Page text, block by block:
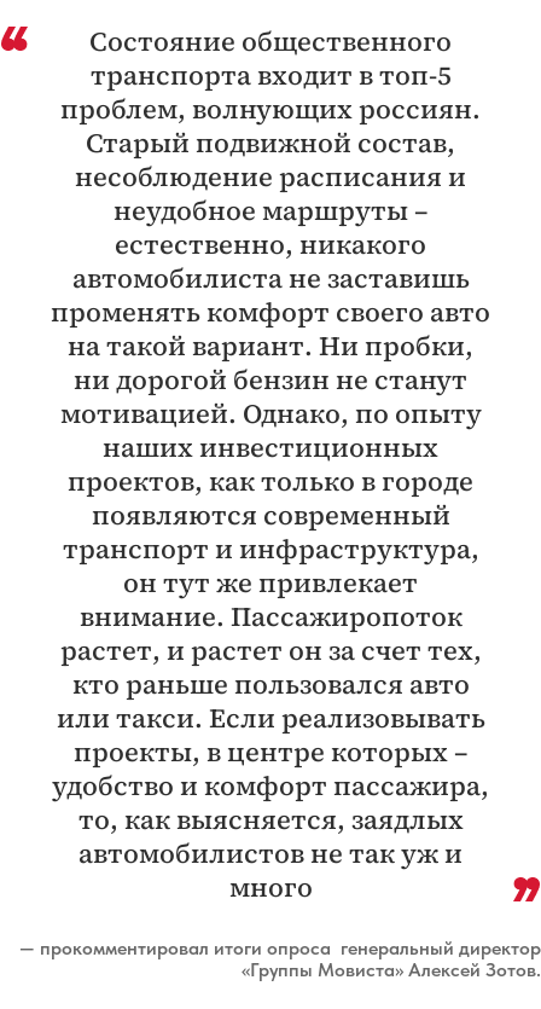
Состояние общественного
транспорта входит в топ-5
проблем, волнующих россиян.
Старый подвижной состав,
несоблюдение расписания и
неудобное маршруты –
естественно, никакого
автомобилиста не заставишь
променять комфорт своего авто
на такой вариант. Ни пробки,
ни дорогой бензин не станут
мотивацией. Однако, по опыту
наших инвестиционных
проектов, как только в городе
появляются современный
транспорт и инфраструктура,
он тут же привлекает
внимание. Пассажиропоток
растет, и растет он за счет тех,
кто раньше пользовался авто
или такси. Если реализовывать
проекты, в центре которых –
удобство и комфорт пассажира,
то, как выясняется, заядлых
автомобилистов не так уж и
много
— прокомментировал итоги опроса генеральный директор
«Группы Мовиста» Алексей Зотов.